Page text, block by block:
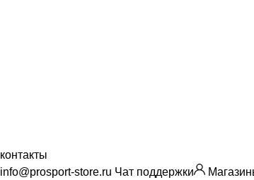
контакты
info@prosport-store.ru Чат поддержки